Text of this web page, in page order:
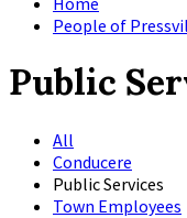
People of
Public
All
Conducere
Public Services
Town Employees